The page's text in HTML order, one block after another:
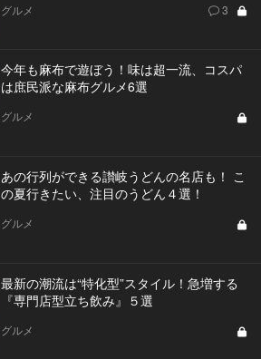
グルメ 3
今年も麻布で遊ぼう！味は超一流、コスパ
は庶民派な麻布グルメ6選
グルメ
あの行列ができる讃岐うどんの名店も！ こ
の夏行きたい、注目のうどん４選！
グルメ
最新の潮流は“特化型”スタイル！急増する
『専門店型立ち飲み』５選
グルメ